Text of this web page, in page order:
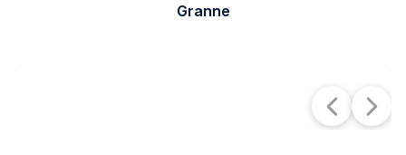
Granne